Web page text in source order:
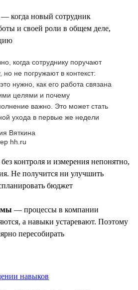
— когда новый сотрудник
и своей роли в общем деле,
когда сотруднику поручают
но не погружают в контекст:
нужно, как его работа связана
целями и почему
важно. Это может стать
ухода в первые же недели
Вяткина
hh.ru
контроля и измерения непонятно,
Не получится ни улучшить
бюджет
— процессы в компании
а навыки устаревают. Поэтому
пересобирать
навыков